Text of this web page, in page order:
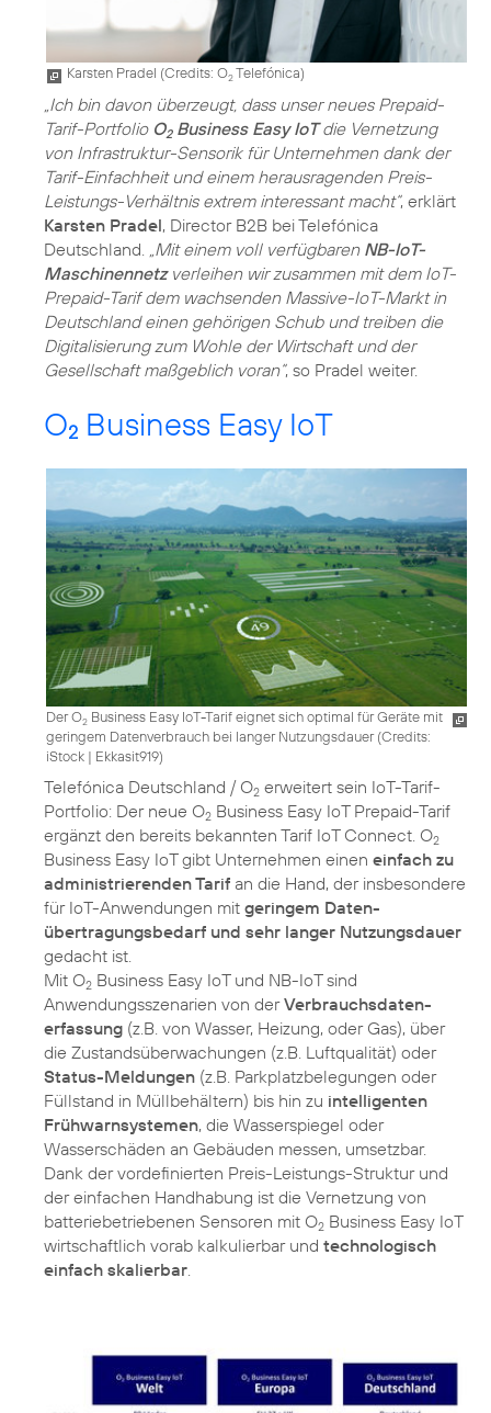
Karsten Pradel (Credits: O2Telefónica)
„Ich bin davon überzeugt, dass unser neues Prepaid-
Tarif-Portfolio O2Business Easy IoTdie Vernetzung
von Infrastruktur-Sensorik für Unternehmen dank der
Tarif-Einfachheit und einem herausragenden Preis-
Leistungs-Verhältnis extrem interessant macht“, erklärt
Karsten Pradel, Director B2B bei Telefónica
Deutschland. „Mit einem voll verfügbaren NB-IoT-
Maschinennetzverleihen wir zusammen mit dem IoT-
Prepaid-Tarif dem wachsenden Massive-IoT-Markt in
Deutschland einen gehörigen Schub und treiben die
Digitalisierung zum Wohle der Wirtschaft und der
Gesellschaft maßgeblich voran“, so Pradel weiter.
O2 Business Easy IoT
Der O2 Business Easy IoT-Tarif eignet sich optimal für Geräte mit
geringem Datenverbrauch bei langer Nutzungsdauer (Credits:
iStock | Ekkasit919)
Telefónica Deutschland / O2 erweitert sein IoT-Tarif-
Portfolio: Der neue O2 Business Easy IoT Prepaid-Tarif
ergänzt den bereits bekannten Tarif IoT Connect. O2
Business Easy IoT gibt Unternehmen einen einfach zu
administrierenden Tarif an die Hand, der insbesondere
für IoT-Anwendungen mit geringem Daten­
übertragungsbedarf und sehr langer Nutzungsdauer
gedacht ist.
Mit O2 Business Easy IoT und NB-IoT sind
Anwendungsszenarien von derVerbrauchsdaten­
erfassung (z.B. von Wasser, Heizung, oder Gas), über
die Zustandsüberwachungen (z.B. Luftqualität) oder
Status-Meldungen (z.B. Parkplatzbelegungen oder
Füllstand in Müllbehältern) bis hin zu intelligenten
Frühwarnsystemen, die Wasserspiegel oder
Wasserschäden an Gebäuden messen, umsetzbar.
Dank der vordefinierten Preis-Leistungs-Struktur und
der einfachen Handhabung ist die Vernetzung von
batteriebetriebenen Sensoren mit O2 Business Easy IoT
wirtschaftlich vorab kalkulierbar und technologisch
einfach skalierbar